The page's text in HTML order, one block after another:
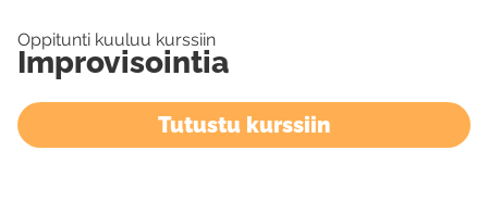
Oppitunti kuuluu kurssiin
Improvisointia
Tutustu kurssiin